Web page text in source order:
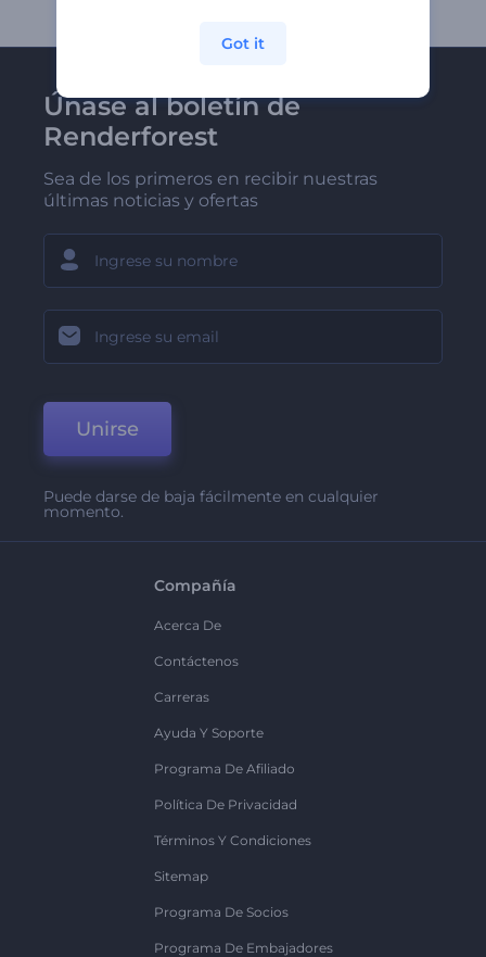
Únase al boletín de
Renderforest
Sea de los primeros en recibir nuestras
últimas noticias y ofertas
Unirse
Puede darse de baja fácilmente en cualquier
momento.
Compañía
Acerca De
Contáctenos
Carreras
Ayuda Y Soporte
Programa De Afiliado
Política De Privacidad
Términos Y Condiciones
Sitemap
Programa De Socios
Programa De Embajadores
Got it